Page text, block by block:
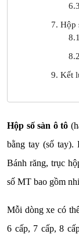
7. Hộp
9. Kết
Hộp số sàn ô tô
bằng tay (số tay).
Bánh răng, trục
số MT bao gồm
Mỗi dòng xe có
6 cấp, 7 cấp, 8